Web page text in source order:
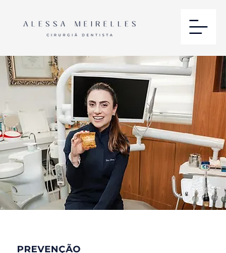
PREVENÇÃO